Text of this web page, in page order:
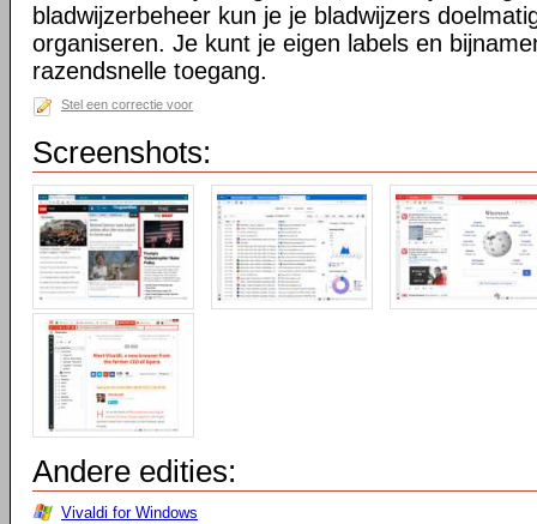
bladwijzerbeheer kun je je bladwijzers
organiseren. Je kunt je eigen labels en
razendsnelle toegang.
Stel een correctie voor
Screenshots:
Andere edities:
Vivaldi for Windows